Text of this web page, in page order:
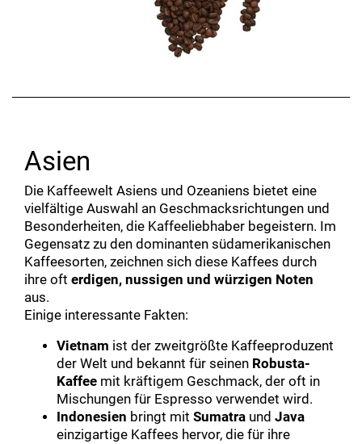
Asien
Die Kaffeewelt Asiens und Ozeaniens bietet eine
vielfältige Auswahl an Geschmacksrichtungen und
Besonderheiten, die Kaffeeliebhaber begeistern. Im
Gegensatz zu den dominanten südamerikanischen
Kaffeesorten, zeichnen sich diese Kaffees durch
ihre oft erdigen, nussigen und würzigen Noten
aus.
Einige interessante Fakten:
Vietnam ist der zweitgrößte Kaffeeproduzent
der Welt und bekannt für seinen Robusta-
Kaffee mit kräftigem Geschmack, der oft in
Mischungen für Espresso verwendet wird.
Indonesien bringt mit Sumatra und Java
einzigartige Kaffees hervor, die für ihre